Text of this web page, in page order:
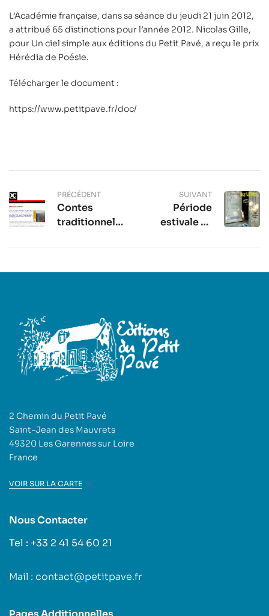
L’Académie française, dans sa séance du jeudi 21 juin 2012,
a attribué 65 distinctions pour l’année 2012. Nicolas Gille,
pour Un ciel simple aux éditions du Petit Pavé, a reçu le prix
Hérédia de Poésie.
Télécharger le document :
https://www.petitpave.fr/doc/
PRÉCÉDENT
Contes
traditionnels
SUIVANT
Période
estivale au
2 Chemin du Petit Pavé
Saint-Jean des Mauvrets
49320 Les Garennes sur Loire
France
VOIR SUR LA CARTE
Nous Contacter
Tel : +33 2 41 54 60 21
Mail : contact@petitpave.fr